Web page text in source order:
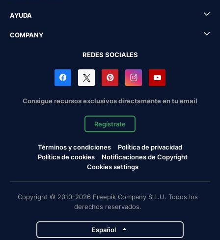
AYUDA
COMPANY
REDES SOCIALES
Consigue recursos exclusivos directamente en tu email
Regístrate
Términos y condiciones
Política de privacidad
Política de cookies
Notificaciones de Copyright
Cookies settings
Copyright © 2010-2026 Freepik Company S.L.U. Todos los
derechos reservados.
Español